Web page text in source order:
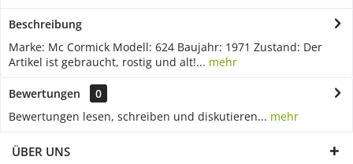
Beschreibung
Marke: Mc Cormick Modell: 624 Baujahr: 1971 Zustand: Der
Artikel ist gebraucht, rostig und alt!... mehr
Bewertungen
0
Bewertungen lesen, schreiben und diskutieren... mehr
ÜBER UNS